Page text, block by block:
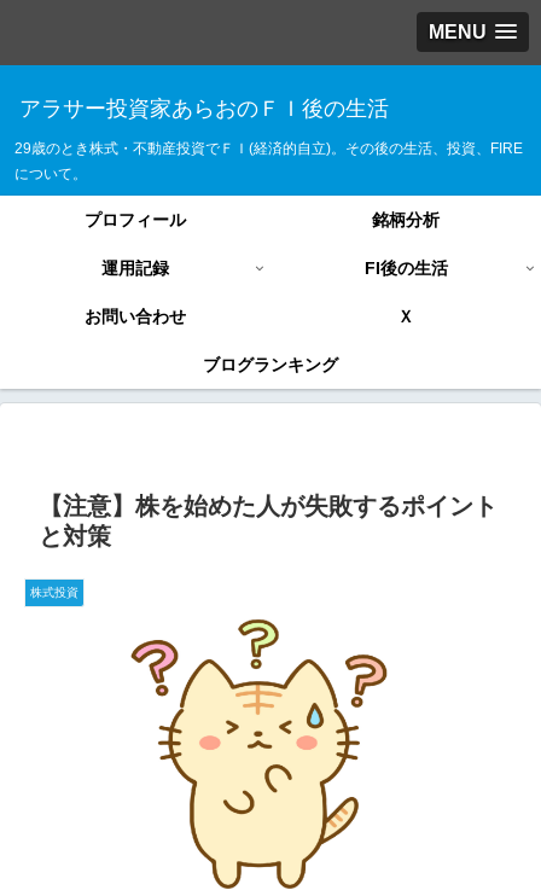
MENU
アラサー投資家あらおのＦＩ後の生活
29歳のとき株式・不動産投資でＦＩ(経済的自立)。その後の生活、投資、FIRE
について。
プロフィール 銘柄分析
運用記録 FI後の生活
お問い合わせ Ｘ
ブログランキング
【注意】株を始めた人が失敗するポイント
と対策
株式投資